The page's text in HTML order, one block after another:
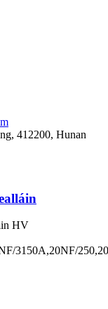
412200, Hunan
HV
3150A,20NF/